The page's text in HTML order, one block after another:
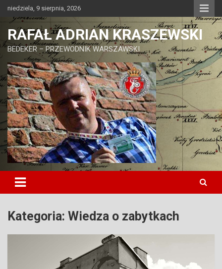
Skip
content
niedziela, 9 sierpnia, 2026
RAFAŁ ADRIAN KRASZEWSKI
BEDEKER – PRZEWODNIK WARSZAWSKI
Kategoria: Wiedza o zabytkach